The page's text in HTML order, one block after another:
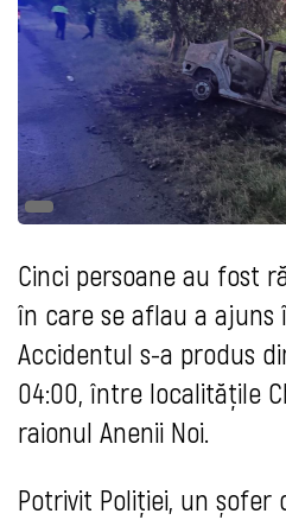
Cinci persoane au fost
în care se aflau a ajuns
Accidentul s-a produs
04:00, între localitățile
raionul Anenii Noi.
Potrivit Poliției, un șofer